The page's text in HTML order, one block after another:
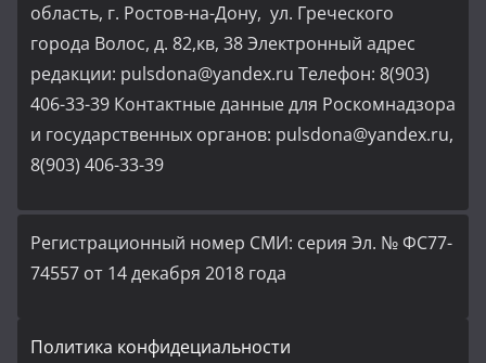
область, г. Ростов-на-Дону, ул. Греческого
города Волос, д. 82,кв, 38 Электронный адрес
редакции: pulsdona@yandex.ru Телефон: 8(903)
406-33-39 Контактные данные для Роскомнадзора
и государственных органов: pulsdona@yandex.ru,
8(903) 406-33-39
Регистрационный номер СМИ: серия Эл. № ФС77-
74557 от 14 декабря 2018 года
Политика конфидециальности